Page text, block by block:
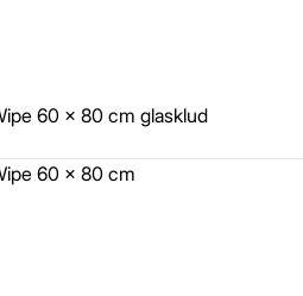
60 x 80 cm glasklud
60 x 80 cm